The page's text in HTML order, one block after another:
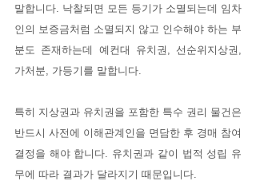
말합니다. 낙찰되면 모든 등기가 소멸되는데 임차
인의 보증금처럼 소멸되지 않고 인수해야 하는 부
분도 존재하는데 예컨대 유치권, 선순위지상권,
가처분, 가등기를 말합니다.
특히 지상권과 유치권을 포함한 특수 권리 물건은
반드시 사전에 이해관계인을 면담한 후 경매 참여
결정을 해야 합니다. 유치권과 같이 법적 성립 유
무에 따라 결과가 달라지기 때문입니다.